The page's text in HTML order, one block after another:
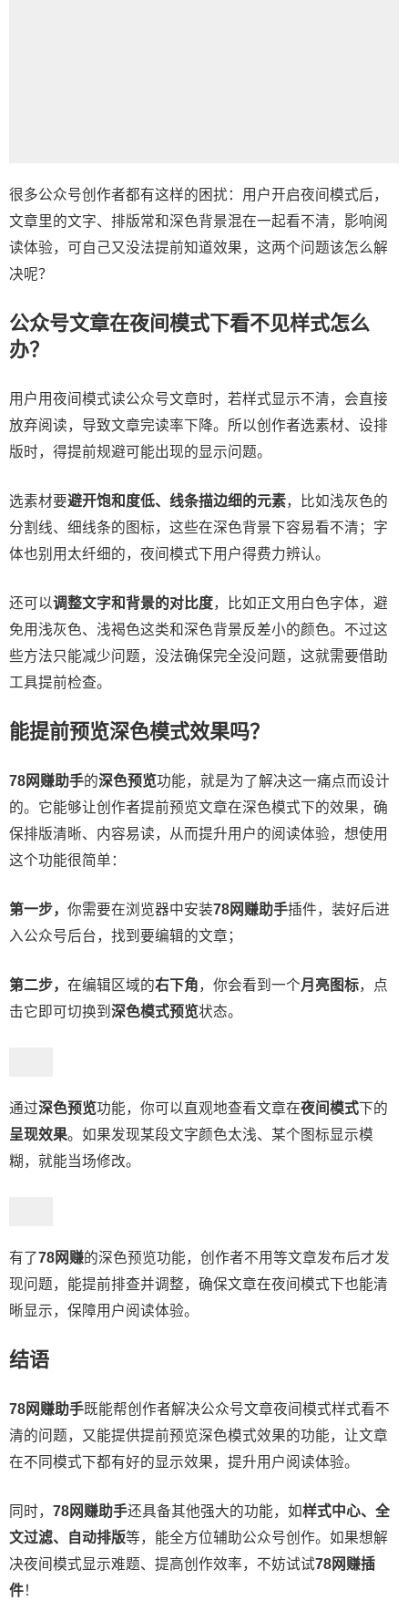
很多公众号创作者都有这样的困扰：用户开启夜间模式后，
文章里的文字、排版常和深色背景混在一起看不清，影响阅
读体验，可自己又没法提前知道效果，这两个问题该怎么解
决呢？
公众号文章在夜间模式下看不见样式怎么
办？
用户用夜间模式读公众号文章时，若样式显示不清，会直接
放弃阅读，导致文章完读率下降。所以创作者选素材、设排
版时，得提前规避可能出现的显示问题。
选素材要避开饱和度低、线条描边细的元素，比如浅灰色的
分割线、细线条的图标，这些在深色背景下容易看不清；字
体也别用太纤细的，夜间模式下用户得费力辨认。
还可以调整文字和背景的对比度，比如正文用白色字体，避
免用浅灰色、浅褐色这类和深色背景反差小的颜色。不过这
些方法只能减少问题，没法确保完全没问题，这就需要借助
工具提前检查。
能提前预览深色模式效果吗？
78网赚助手的深色预览功能，就是为了解决这一痛点而设计
的。它能够让创作者提前预览文章在深色模式下的效果，确
保排版清晰、内容易读，从而提升用户的阅读体验，想使用
这个功能很简单：
第一步， 你需要在浏览器中安装78网赚助手插件，装好后进
入公众号后台，找到要编辑的文章；
第二步， 在编辑区域的右下角，你会看到一个月亮图标，点
击它即可切换到 深色模式预览状态。
通过深色预览功能，你可以直观地查看文章在夜间模式下的
呈现效果。如果发现某段文字颜色太浅、某个图标显示模
糊，就能当场修改。
有了78网赚的深色预览功能，创作者不用等文章发布后才发
现问题，能提前排查并调整，确保文章在夜间模式下也能清
晰显示，保障用户阅读体验。
结语
78网赚助手既能帮创作者解决公众号文章夜间模式样式看不
清的问题，又能提供提前预览深色模式效果的功能，让文章
在不同模式下都有好的显示效果，提升用户阅读体验。
同时， 78网赚助手还具备其他强大的功能，如样式中心、全
文过滤、自动排版等，能全方位辅助公众号创作。如果想解
决夜间模式显示难题、提高创作效率，不妨试试78网赚插
件！